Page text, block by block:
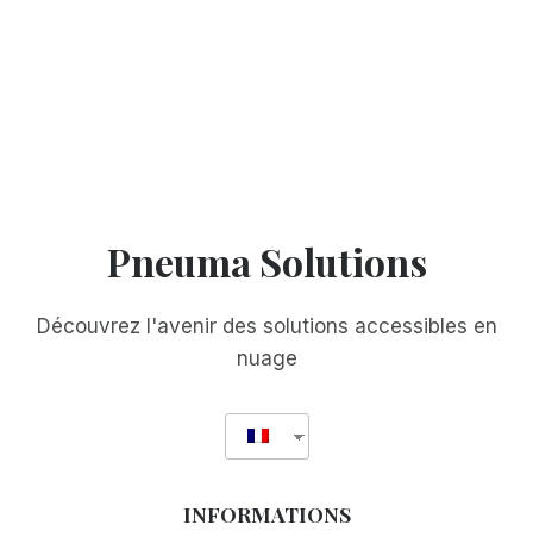
Pneuma Solutions
Découvrez l'avenir des solutions accessibles en
nuage
INFORMATIONS